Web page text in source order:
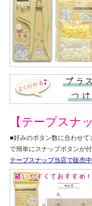
【テープスナ
■好みのボタン数に合わせ
で簡単にスナップボタンが付
テープスナップ当店で販売中